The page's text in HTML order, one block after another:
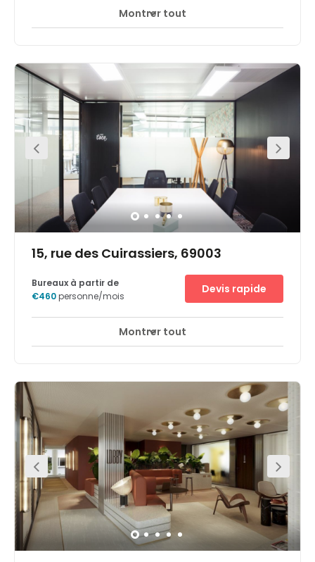
Accès 24 heures sur 24 Espaces de détente
La Part-Dieu. Desservi par tous les transports urbains, il
est à 10 minutes de l’A7 (Paris-Marseille), de l’A43, et à
moins d’1/2 heure de l’aéroport St-Exupéry. Un
emplacement idéal pour la location de votre bureau à
Lyon ou la mise en place d’une solution de domiciliation.
Emplacement également très fonctionnel dans le cadre
de location de salles de réunion sur Lyon.
Montrer tout
15, rue des Cuirassiers, 69003
Accès 24 heures sur 24 Espaces de détente
caring community that creates connection and
business, with both serviced offices and co-working
space in a prime area of Lyon. Here, you can also make
use of the on-site meeting room with catering, attractive
breakout spaces and 24/7 access. Within walking
distance, you can reach public interest spots at which to
entertain clients and colleagues alike, such as
museums, concert halls, and sports complexes. Lyon
Train Station is a short 8-minute walk away and the
Underground Station is only 10-minutes away.
Bureaux à partir de
€460personne/mois
Devis rapide
Montrer tout